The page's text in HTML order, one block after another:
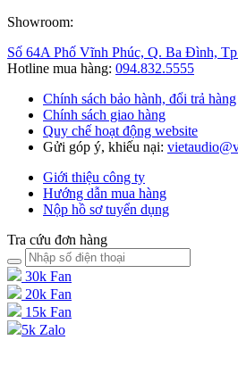
Showroom:
Số 64A Phố Vĩnh Phúc, Q. Ba Đình,
Hotline mua hàng: 094.832.5555
Chính sách bảo hành, đổi trả hàng
Chính sách giao hàng
Quy chế hoạt động website
Gửi góp ý, khiếu nại:
Giới thiệu công ty
Hướng dẫn mua hàng
Nộp hồ sơ tuyển dụng
Tra cứu đơn hàng
30k Fan
20k Fan
15k Fan
5k Zalo